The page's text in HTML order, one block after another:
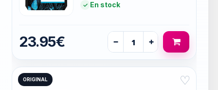
En stock
23.95€ − +
ORIGINAL ♡